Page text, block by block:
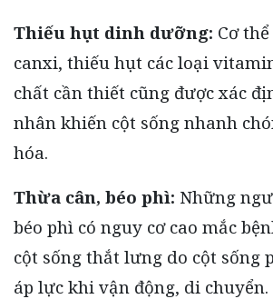
Thiếu hụt dinh dưỡng: Cơ
canxi, thiếu hụt các loại
chất cần thiết cũng được xác
nhân khiến cột sống nhanh
hóa.
Thừa cân, béo phì: Những
béo phì có nguy cơ cao mắc
cột sống thắt lưng do cột sống
áp lực khi vận động, di chuyển.